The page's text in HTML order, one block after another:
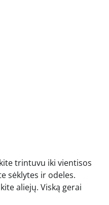
trintuvu iki vientisos
sėklytes ir odeles.
aliejų. Viską gerai